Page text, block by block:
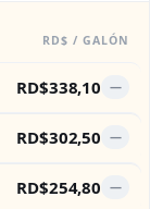
RD$ / GALÓN
RD$338,10 —
RD$302,50 —
RD$254,80 —